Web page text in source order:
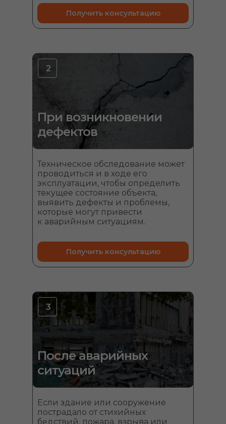
Получить консультацию
Техническое обследование может
проводиться и в ходе его
эксплуатации, чтобы определить
текущее состояние объекта,
выявить дефекты и проблемы,
которые могут привести
к аварийным ситуациям.
2
При возникновении
дефектов
Получить консультацию
После аварийных
ситуаций
Если здание или сооружение
пострадало от стихийных
бедствий, пожара, взрыва или
3